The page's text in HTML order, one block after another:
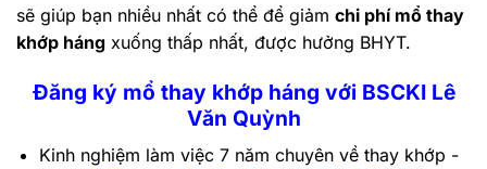
sẽ giúp bạn nhiều nhất có thể để giảm chi phí mổ thay
khớp háng xuống thấp nhất, được hưởng BHYT.
Đăng ký mổ thay khớp háng với BSCKI Lê
Văn Quỳnh
Kinh nghiệm làm việc 7 năm chuyên về thay khớp -